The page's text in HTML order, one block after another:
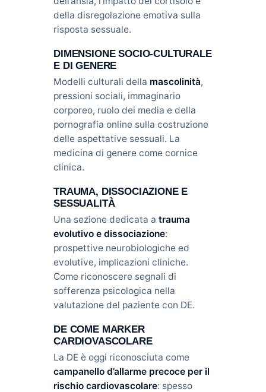
della disregolazione emotiva sulla
risposta sessuale.
DIMENSIONE SOCIO-CULTURALE
E DI GENERE
Modelli culturali della mascolinità,
pressioni sociali, immaginario
corporeo, ruolo dei media e della
pornografia online sulla costruzione
delle aspettative sessuali. La
medicina di genere come cornice
clinica.
TRAUMA, DISSOCIAZIONE E
SESSUALITÀ
Una sezione dedicata a trauma
evolutivo e dissociazione:
prospettive neurobiologiche ed
evolutive, implicazioni cliniche.
Come riconoscere segnali di
sofferenza psicologica nella
valutazione del paziente con DE.
DE COME MARKER
CARDIOVASCOLARE
La DE è oggi riconosciuta come
campanello d’allarme precoce per il
rischio cardiovascolare: spesso